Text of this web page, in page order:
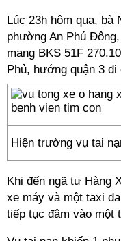
Lúc 23h hôm qua, bà
phường An Phú
mang BKS 51F
Phủ, hướng quận 3 đi
Hiện trường vụ tai
Khi đến ngã tư Hàng
xe máy và một taxi
tiếp tục đâm vào một